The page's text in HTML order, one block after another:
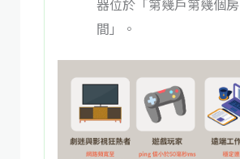
間」。